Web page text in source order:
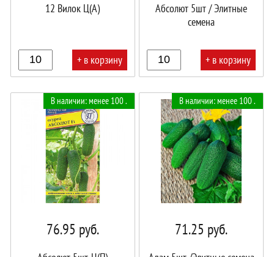
12 Вилок Ц(А)
+ в корзину
Абсолют 5шт / Элитные
семена
+ в корзину
корзине!
В наличии: менее 100 .
76.95 руб.
В наличии: менее 100 .
71.25 руб.